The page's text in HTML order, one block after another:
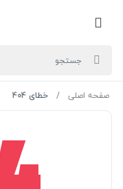
صفحه اصلی خطای 404